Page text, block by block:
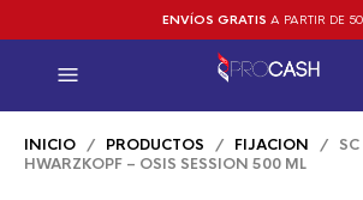
ENVÍOS GRATIS A PARTIR DE
INICIO / PRODUCTOS / FIJACION / SC
HWARZKOPF – OSIS SESSION 500 ML